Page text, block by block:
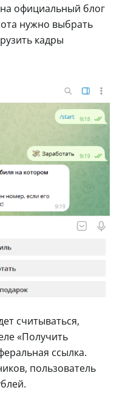
официальный блог
нужно выбрать
кадры
считываться,
«Получить
ссылка.
пользователь